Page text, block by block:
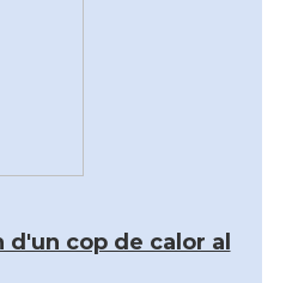
cop de calor al